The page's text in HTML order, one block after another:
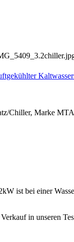
Chiller, Marke
ist bei einer
in unseren